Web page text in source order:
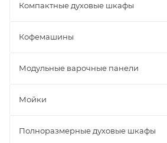
Компактные духовые шкафы
Кофемашины
Модульные варочные панели
Мойки
Полноразмерные духовые шкафы